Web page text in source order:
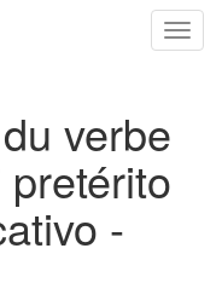
verbe
-